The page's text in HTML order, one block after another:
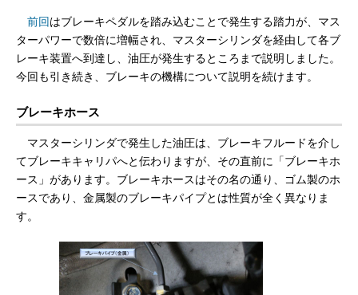
前回はブレーキペダルを踏み込むことで発生する踏力が、マス
ターパワーで数倍に増幅され、マスターシリンダを経由して各ブ
レーキ装置へ到達し、油圧が発生するところまで説明しました。
今回も引き続き、ブレーキの機構について説明を続けます。
ブレーキホース
マスターシリンダで発生した油圧は、ブレーキフルードを介し
てブレーキキャリパへと伝わりますが、その直前に「ブレーキホ
ース」があります。ブレーキホースはその名の通り、ゴム製のホ
ースであり、金属製のブレーキパイプとは性質が全く異なりま
す。